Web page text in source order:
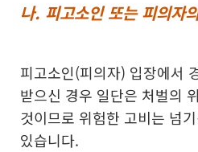
나. 피고소인 또는 피의자
피고소인(피의자) 입장에서
받으신 경우 일단은 처벌의
것이므로 위험한 고비는 넘
있습니다.